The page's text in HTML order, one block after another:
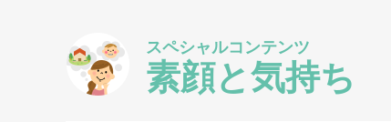
スペシャルコンテンツ
素顔と気持ち